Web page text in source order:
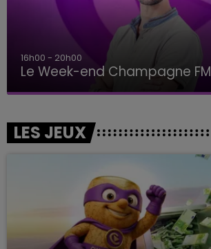
16h00 - 20h00
Le Week-end Champagne FM
LES JEUX